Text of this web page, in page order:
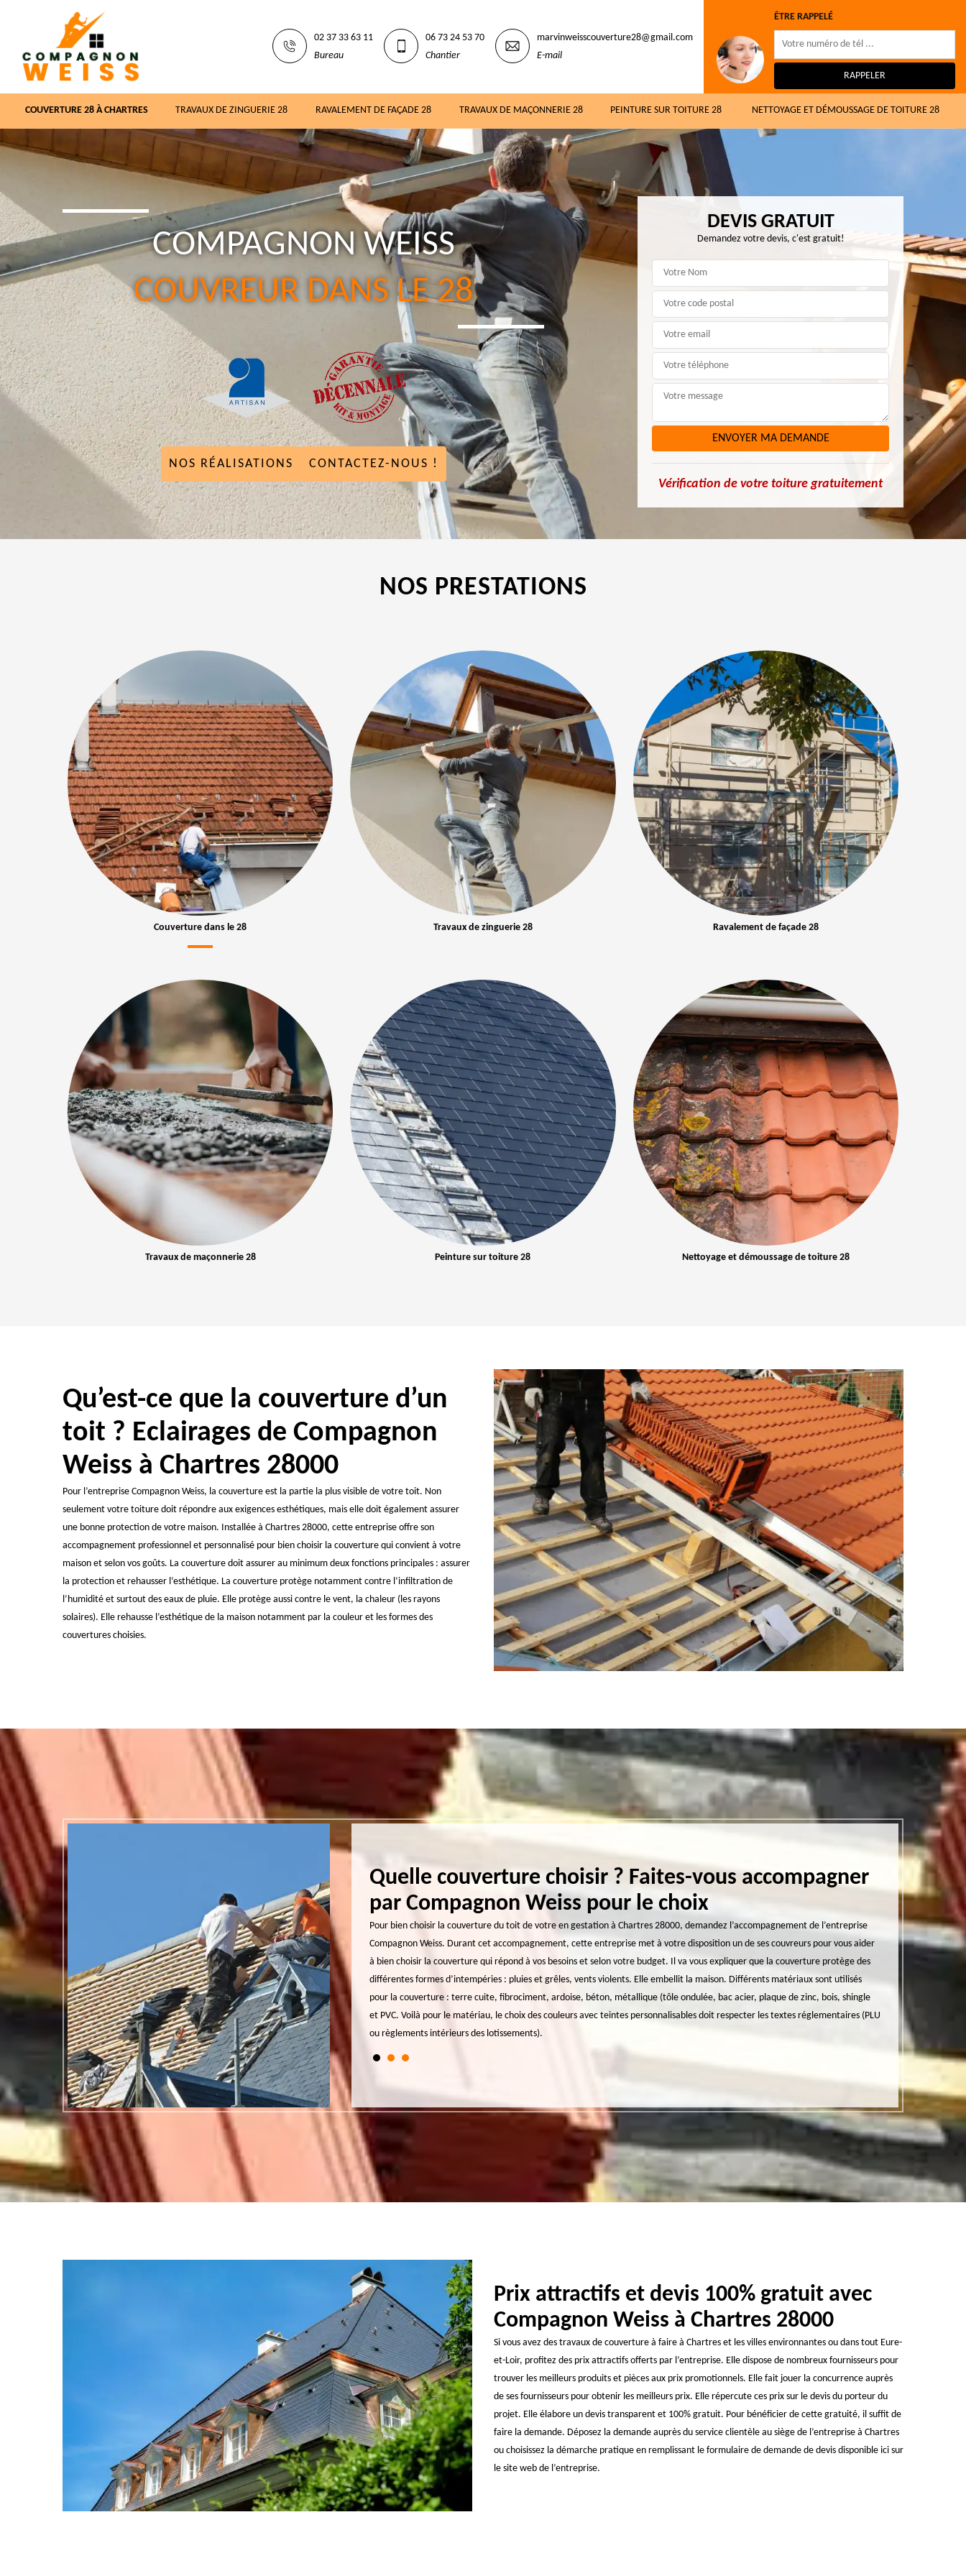
02 37 33 63 11
Bureau
06 73 24 53 70
Chantier
marvinweisscouverture28@gmail.com
E-mail
ÊTRE RAPPELÉ
COUVERTURE 28 À CHARTRES TRAVAUX DE ZINGUERIE 28 RAVALEMENT DE FAÇADE 28 TRAVAUX DE MAÇONNERIE 28 PEINTURE SUR TOITURE 28 NETTOYAGE ET DÉMOUSSAGE DE TOITURE 28
COMPAGNON WEISS
COUVREUR DANS LE 28
NOS RÉALISATIONS CONTACTEZ-NOUS !
DEVIS GRATUIT
Demandez votre devis, c'est gratuit!
Vérification de votre toiture gratuitement
NOS PRESTATIONS
Couverture dans le 28 Travaux de zinguerie 28 Ravalement de façade 28
Travaux de maçonnerie 28 Peinture sur toiture 28 Nettoyage et démoussage de toiture 28
Qu’est-ce que la couverture d’un
toit ? Eclairages de Compagnon
Weiss à Chartres 28000
Pour l’entreprise Compagnon Weiss, la couverture est la partie la plus visible de votre toit. Non
seulement votre toiture doit répondre aux exigences esthétiques, mais elle doit également assurer
une bonne protection de votre maison. Installée à Chartres 28000, cette entreprise offre son
accompagnement professionnel et personnalisé pour bien choisir la couverture qui convient à votre
maison et selon vos goûts. La couverture doit assurer au minimum deux fonctions principales : assurer
la protection et rehausser l’esthétique. La couverture protège notamment contre l’infiltration de
l’humidité et surtout des eaux de pluie. Elle protège aussi contre le vent, la chaleur (les rayons
solaires). Elle rehausse l’esthétique de la maison notamment par la couleur et les formes des
couvertures choisies.
pour votre couverture à
Compagnon Weiss
pour la qualité de ses interventions. Cette qualité est obtenue grâce au savoir-faire
dispose de couvreurs de compétence variée : couvreurs polyvalents, couvreurs
urgentistes… Les couvreurs polyvalents sont à votre disposition pour assurer
Un entretien de couverture comprend au minimum le nettoyage et démoussage.
entreprise. Chaque couvreur de cette entreprise a suivi des formations professionnelles
respectant les normes techniques et professionnelles. Il livre des travaux fiables et
des structures.
Quelle couverture choisir ? Faites-vous accompagner
par Compagnon Weiss pour le choix
Pour bien choisir la couverture du toit de votre en gestation à Chartres 28000, demandez l’accompagnement de l’entreprise
Compagnon Weiss. Durant cet accompagnement, cette entreprise met à votre disposition un de ses couvreurs pour vous aider
à bien choisir la couverture qui répond à vos besoins et selon votre budget. Il va vous expliquer que la couverture protège des
différentes formes d’intempéries : pluies et grêles, vents violents. Elle embellit la maison. Différents matériaux sont utilisés
pour la couverture : terre cuite, fibrociment, ardoise, béton, métallique (tôle ondulée, bac acier, plaque de zinc, bois, shingle
et PVC. Voilà pour le matériau, le choix des couleurs avec teintes personnalisables doit respecter les textes réglementaires (PLU
ou règlements intérieurs des lotissements).
les
L’entreprise
particuliers et de
rapidité et
types de
rénovation et de
démoussage avec
Prix attractifs et devis 100% gratuit avec
Compagnon Weiss à Chartres 28000
Si vous avez des travaux de couverture à faire à Chartres et les villes environnantes ou dans tout Eure-
et-Loir, profitez des prix attractifs offerts par l’entreprise. Elle dispose de nombreux fournisseurs pour
trouver les meilleurs produits et pièces aux prix promotionnels. Elle fait jouer la concurrence auprès
de ses fournisseurs pour obtenir les meilleurs prix. Elle répercute ces prix sur le devis du porteur du
projet. Elle élabore un devis transparent et 100% gratuit. Pour bénéficier de cette gratuité, il suffit de
faire la demande. Déposez la demande auprès du service clientèle au siège de l’entreprise à Chartres
ou choisissez la démarche pratique en remplissant le formulaire de demande de devis disponible ici sur
le site web de l’entreprise.